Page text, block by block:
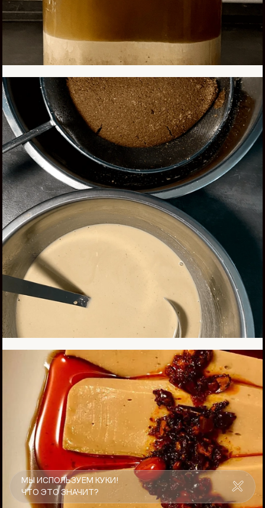
МЫ ИСПОЛЬЗУЕМ КУКИ!
ЧТО ЭТО ЗНАЧИТ?